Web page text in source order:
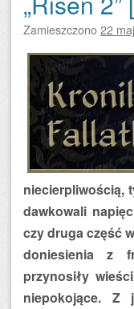
Zamieszczono22
niecierpliwością,
dawkowali
czy druga część
doniesienia z
przynosiły
niepokojące. Z